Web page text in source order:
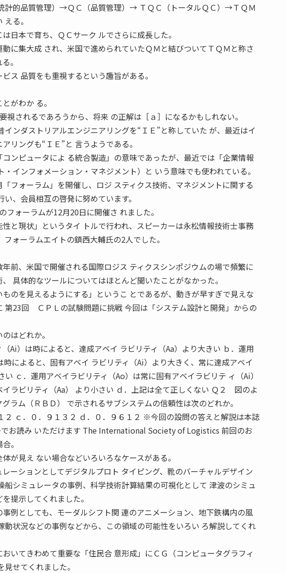
計的品質管理）→ＱＣ（品質管理）→ ＴＱＣ（トータルＱＣ）→ＴＱＭ
る。
日本で育ち、ＱＣサーク ルでさらに成長した。
に集大成 され、米国で進められていたＱＭと結びついてＴＱＭと称さ
。
ス 品質をも重視するという趣旨がある。
がわか る。
されるであろうから、将来 の正解は［ａ］になるかもしれない。
インダストリアルエンジニアリングを“ＩＥ”と称していた が、最近はイ
リングも“ＩＥ”と 言うようである。
ンピュータによ る統合製造」の意味であったが、最近では「企業情報
インフォメーション・マネジメント）と いう意味でも使われている。
フォーラム」を開催し、ロジ スティクス技術、マネジメントに関する
、会員相互の啓発に努めています。
フォーラムが12月20日に開催さ れました。
と現状」というタイ トルで行われ、スピーカーは永松情報技術士事務
ォーラムエイトの鎮西大輔氏の2人でした。
年前、米国で開催される国際ロジス ティクスシンポジウムの場で頻繁に
具体的なツールについてはほとんど聞いたことがなかった。
ものを見えるようにする」というこ とであるが、動きが早すぎで見えな
第23回 ＣＰＬの試験問題に挑戦 今回は「システム設計と開発」からの
はどれか。
Ai）は時によると、達成アベイ ラビリティ（Aa）より大きい ｂ．運用
によると、固有アベイ ラビリティ（Ai）より大きく、常に達成アベイ
い ｃ．運用アベイラビリティ（Ao）は常に固有アベイラビリテ ィ（Ai）
イラビリティ（Aa） より小さい ｄ．上記は全て正しくない Ｑ２ 図のよ
ラム（ＲＢＤ） で示されるサブシステムの信頼性は次のどれか。
２ ｃ．０．９１３２ ｄ．０．９６１２ ※今回の設問の答えと解説は本誌
お読み いただけます The International Society of Logistics 前回のお
。
が見え ない場合などいろいろなケースがある。
ーションとしてデジタルプロト タイピング、靴のバーチャルデザイン
船シミュレータの事例、科学技術計算結果の可視化として 津波のシミュ
提示してくれました。
例としても、モーダルシフト関 連のアニメーション、地下鉄構内の風
動状況などの事例などから、この領域の可能性をいろい ろ解説してくれ
いてきわめて重要な「住民合 意形成」にＣＧ（コンピュータグラフィ
せてくれました。